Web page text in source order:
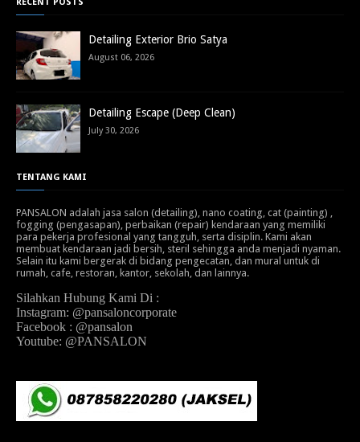
Detailing Exterior Brio Satya
August 06, 2026
Detailing Escape (Deep Clean)
July 30, 2026
TENTANG KAMI
PANSALON adalah jasa salon (detailing), nano coating, cat (painting) ,
fogging (pengasapan), perbaikan (repair) kendaraan yang memiliki
para pekerja profesional yang tangguh, serta disiplin. Kami akan
membuat kendaraan jadi bersih, steril sehingga anda menjadi nyaman.
Selain itu kami bergerak di bidang pengecatan, dan mural untuk di
rumah, cafe, restoran, kantor, sekolah, dan lainnya.
Silahkan Hubung Kami Di :
Instagram: @pansaloncorporate
Facebook : @pansalon
Youtube: @PANSALON